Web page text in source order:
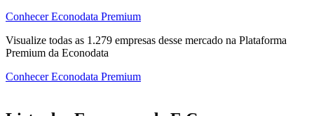
Conhecer Econodata Premium
Visualize todas as 1.279 empresas desse mercado na Plataforma
Premium da Econodata
Conhecer Econodata Premium